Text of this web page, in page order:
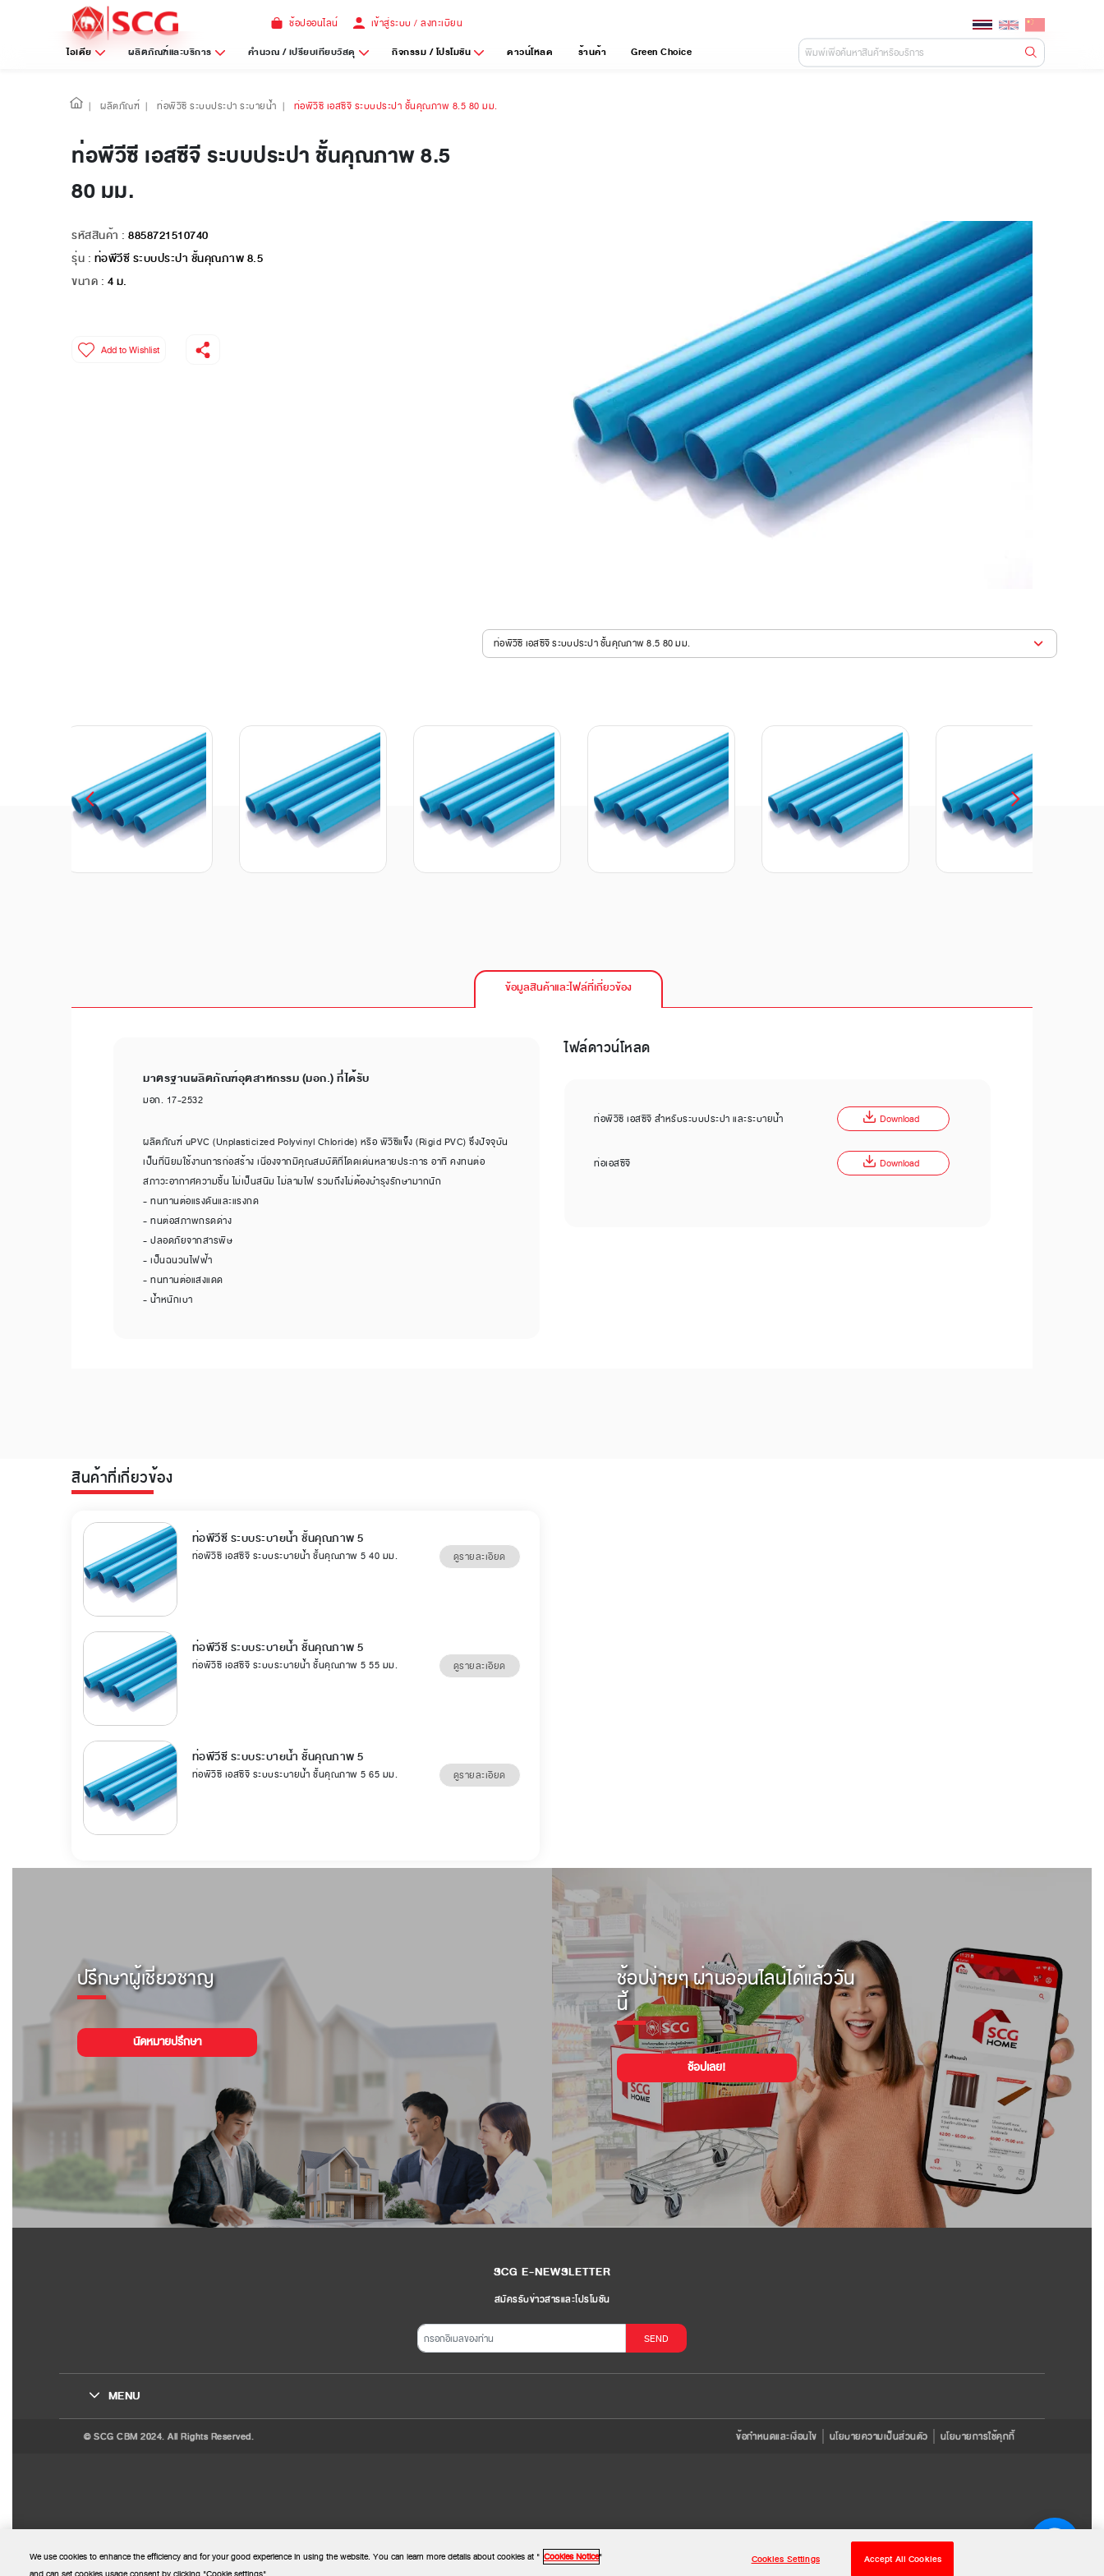
ช้อปออนไลน์ เข้าสู่ระบบ / ลงทะเบียน
ไอเดีย ผลิตภัณฑ์และบริการ คำนวณ / เปรียบเทียบวัสดุ กิจกรรม / โปรโมชัน ดาวน์โหลด ร้านค้า Green Choice
| ผลิตภัณฑ์ | ท่อพีวีซี ระบบประปา ระบายน้ำ | ท่อพีวีซี เอสซีจี ระบบประปา ชั้นคุณภาพ 8.5 80 มม.
ท่อพีวีซี เอสซีจี ระบบประปา ชั้นคุณภาพ 8.5
80 มม.
รหัสสินค้า : 8858721510740
รุ่น : ท่อพีวีซี ระบบประปา ชั้นคุณภาพ 8.5
ขนาด : 4 ม.
Add to Wishlist
ท่อพีวีซี เอสซีจี ระบบประปา ชั้นคุณภาพ 8.5 80 มม.
ข้อมูลสินค้าและไฟล์ที่เกี่ยวข้อง
มาตรฐานผลิตภัณฑ์อุตสาหกรรม (มอก.) ที่ได้รับ
มอก. 17-2532
ผลิตภัณฑ์ uPVC (Unplasticized Polyvinyl Chloride) หรือ พีวีซีแข็ง (Rigid PVC) ซึ่งปัจจุบัน
เป็นที่นิยมใช้งานการก่อสร้าง เนื่องจากมีคุณสมบัติที่โดดเด่นหลายประการ อาทิ คงทนต่อ
สภาวะอากาศความชื้น ไม่เป็นสนิม ไม่ลามไฟ รวมถึงไม่ต้องบำรุงรักษามากนัก
- ทนทานต่อแรงดันและแรงกด
- ทนต่อสภาพกรดด่าง
- ปลอดภัยจากสารพิษ
- เป็นฉนวนไฟฟ้า
- ทนทานต่อแสงแดด
- น้ำหนักเบา
ไฟล์ดาวน์โหลด
ท่อพีวีซี เอสซีจี สำหรับระบบประปา และระบายน้ำ Download
ท่อเอสซีจี Download
สินค้าที่เกี่ยวข้อง
ท่อพีวีซี ระบบระบายน้ำ ชั้นคุณภาพ 5
ท่อพีวีซี เอสซีจี ระบบระบายน้ำ ชั้นคุณภาพ 5 40 มม. ดูรายละเอียด
ท่อพีวีซี ระบบระบายน้ำ ชั้นคุณภาพ 5
ท่อพีวีซี เอสซีจี ระบบระบายน้ำ ชั้นคุณภาพ 5 55 มม. ดูรายละเอียด
ท่อพีวีซี ระบบระบายน้ำ ชั้นคุณภาพ 5
ท่อพีวีซี เอสซีจี ระบบระบายน้ำ ชั้นคุณภาพ 5 65 มม. ดูรายละเอียด
ปรึกษาผู้เชี่ยวชาญ
นัดหมายปรึกษา
ช้อปง่ายๆ ผ่านออนไลน์ได้แล้ววัน
นี้
ช้อปเลย!
SCG E-NEWSLETTER
สมัครรับข่าวสารและโปรโมชัน
SEND
MENU
© SCG CBM 2024. All Rights Reserved. ข้อกำหนดและเงื่อนไข นโยบายความเป็นส่วนตัว นโยบายการใช้คุกกี้
We use cookies to enhance the efficiency and for your good experience in using the website. You can learn more details about cookies at " Cookies Notice"
Cookies Settings Accept All Cookies